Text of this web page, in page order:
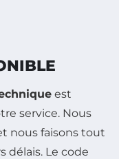
est
service. Nous
nous faisons tout
délais. Le code